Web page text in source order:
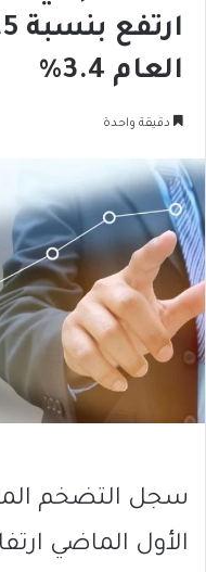
العام 3.4%
دقيقة واحدة
سجل التضخم